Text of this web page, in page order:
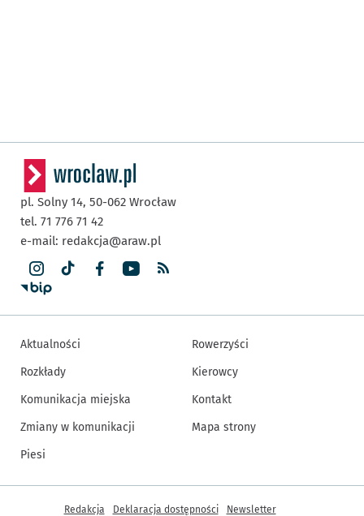
pl. Solny 14, 50-062 Wrocław
tel. 71 776 71 42
e-mail: redakcja@araw.pl
Aktualności
Rozkłady
Komunikacja miejska
Zmiany w komunikacji
Piesi
Rowerzyści
Kierowcy
Kontakt
Mapa strony
Inne informacje
Redakcja Deklaracja dostępności Newsletter